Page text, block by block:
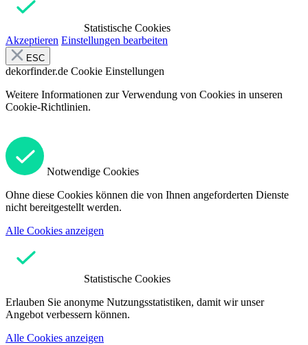
Statistische Cookies
Akzeptieren Einstellungen bearbeiten
ESC
dekorfinder.de Cookie Einstellungen
Weitere Informationen zur Verwendung von Cookies in unseren
Cookie-Richtlinien.
Notwendige Cookies
Ohne diese Cookies können die von Ihnen angeforderten Dienste
nicht bereitgestellt werden.
Alle Cookies anzeigen
Statistische Cookies
Erlauben Sie anonyme Nutzungsstatistiken, damit wir unser
Angebot verbessern können.
Alle Cookies anzeigen